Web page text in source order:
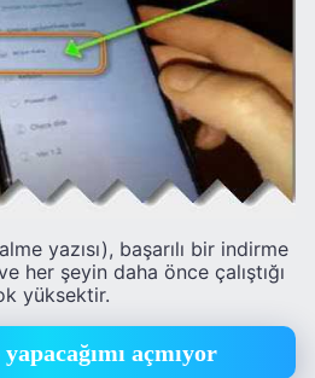
yazısı), başarılı bir indirme
her şeyin daha önce çalıştığı
yüksektir.
açmıyor